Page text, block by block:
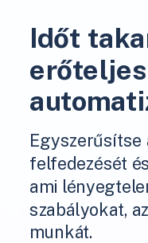
Időt
erőteljes
Egyszerűsítse
felfedezését
ami
szabályokat,
munkát.